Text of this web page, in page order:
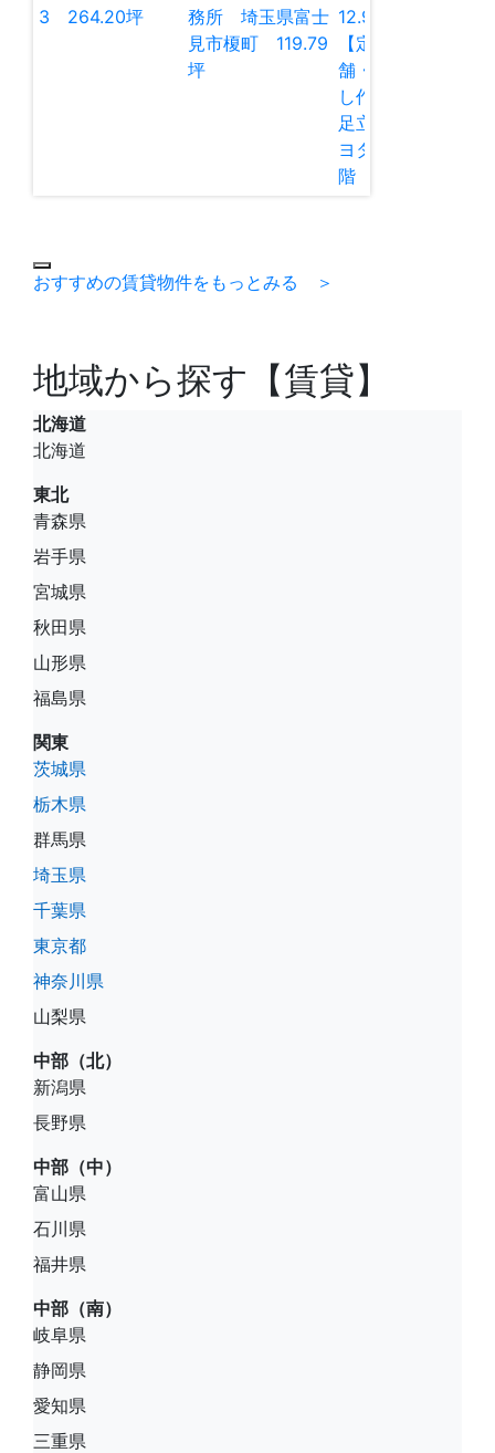
3 264.20坪
務所 埼玉県富士
見市榎町 119.79
坪
12.98
【定借】貸し店
舗・貸し倉庫・貸
し作業所 東京都
足立区谷在家2 キ
ヨタマンション1
階 12.97坪
おすすめの賃貸物件をもっとみる ＞
地域から探す【賃貸】
北海道
北海道
東北
青森県
岩手県
宮城県
秋田県
山形県
福島県
関東
茨城県
栃木県
群馬県
埼玉県
千葉県
東京都
神奈川県
山梨県
中部（北）
新潟県
長野県
中部（中）
富山県
石川県
福井県
中部（南）
岐阜県
静岡県
愛知県
三重県